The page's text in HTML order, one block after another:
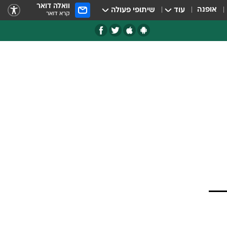
אופנה עוד שיתופי פעולה וואלה דואר
קרא דואר